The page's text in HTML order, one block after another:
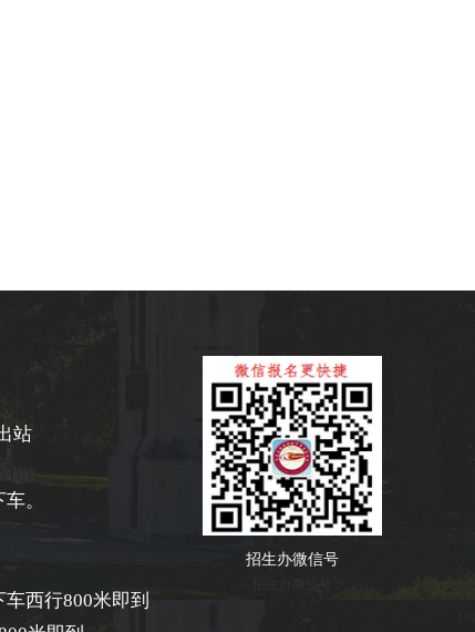
站
。
西行800米即到
招生办微信号